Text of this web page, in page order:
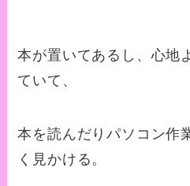
本が置いてあるし、心地
ていて、
本を読んだりパソコン作
く見かける。